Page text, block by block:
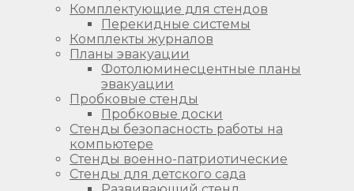
Комплектующие для стендов
Перекидные системы
Комплекты журналов
Планы эвакуации
Фотолюминесцентные планы
эвакуации
Пробковые стенды
Пробковые доски
Стенды безопасность работы на
компьютере
Стенды военно-патриотические
Стенды для детского сада